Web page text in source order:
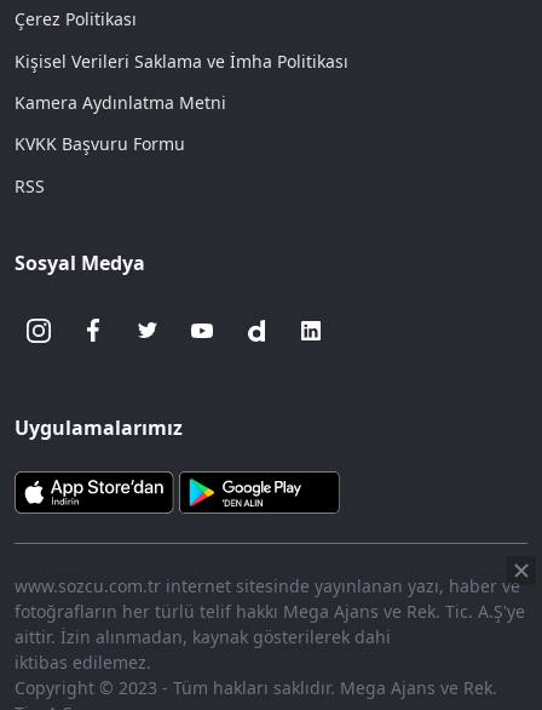
Çerez Politikası
Kişisel Verileri Saklama ve İmha Politikası
Kamera Aydınlatma Metni
KVKK Başvuru Formu
RSS
Sosyal Medya
Uygulamalarımız
www.sozcu.com.tr internet sitesinde yayınlanan yazı, haber ve
fotoğrafların her türlü telif hakkı Mega Ajans ve Rek. Tic. A.Ş'ye
aittir. İzin alınmadan, kaynak gösterilerek dahi
iktibas edilemez.
Copyright © 2023 - Tüm hakları saklıdır. Mega Ajans ve Rek.